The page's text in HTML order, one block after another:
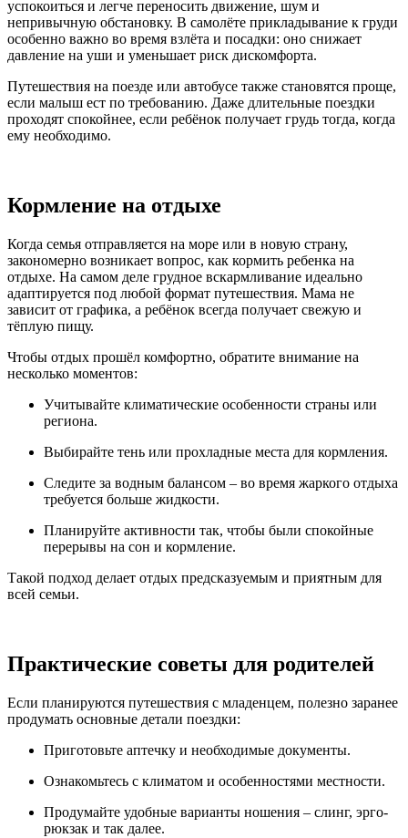
успокоиться и легче переносить движение, шум и
непривычную обстановку. В самолёте прикладывание к груди
особенно важно во время взлёта и посадки: оно снижает
давление на уши и уменьшает риск дискомфорта.
Путешествия на поезде или автобусе также становятся проще,
если малыш ест по требованию. Даже длительные поездки
проходят спокойнее, если ребёнок получает грудь тогда, когда
ему необходимо.
Кормление на отдыхе
Когда семья отправляется на море или в новую страну,
закономерно возникает вопрос, как кормить ребенка на
отдыхе. На самом деле грудное вскармливание идеально
адаптируется под любой формат путешествия. Мама не
зависит от графика, а ребёнок всегда получает свежую и
тёплую пищу.
Чтобы отдых прошёл комфортно, обратите внимание на
несколько моментов:
Учитывайте климатические особенности страны или
региона.
Выбирайте тень или прохладные места для кормления.
Следите за водным балансом – во время жаркого отдыха
требуется больше жидкости.
Планируйте активности так, чтобы были спокойные
перерывы на сон и кормление.
Такой подход делает отдых предсказуемым и приятным для
всей семьи.
Практические советы для родителей
Если планируются путешествия с младенцем, полезно заранее
продумать основные детали поездки:
Приготовьте аптечку и необходимые документы.
Ознакомьтесь с климатом и особенностями местности.
Продумайте удобные варианты ношения – слинг, эрго-
рюкзак и так далее.